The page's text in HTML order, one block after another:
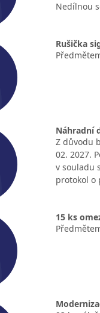
Nedílnou
Rušička
Náhradní
Z důvodu
02. 2027.
v souladu
protokol o
15 ks